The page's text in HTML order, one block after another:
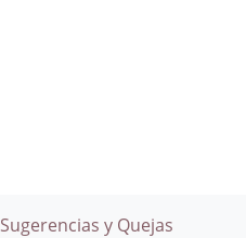
Sugerencias y Quejas